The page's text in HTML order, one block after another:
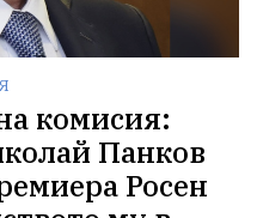
комисия:
Панков
Росен